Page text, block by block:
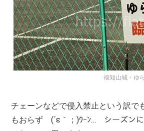
福知山城・ゆ
チェーンなどで侵入禁止という訳で
もおらず (´ε｀；)ｳｰﾝ… シーズン